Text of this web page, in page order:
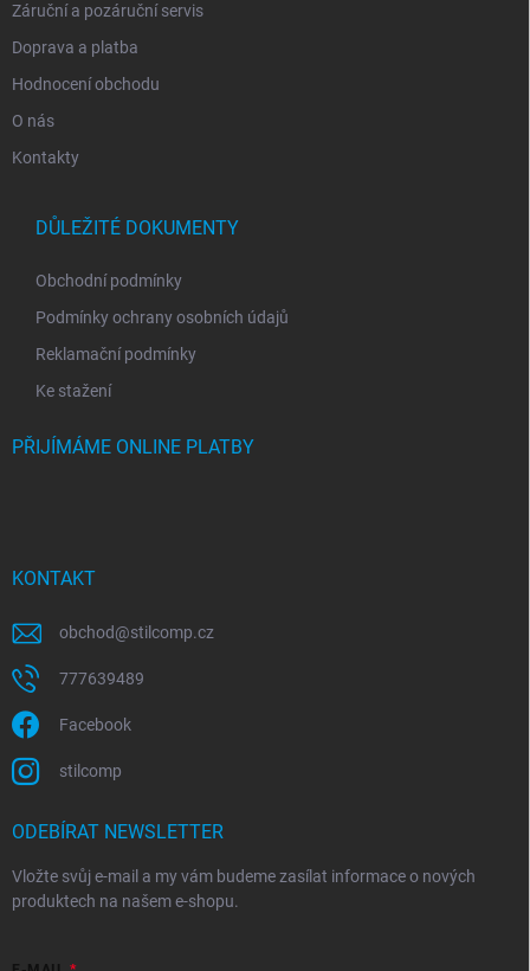
Záruční a pozáruční servis
Doprava a platba
Hodnocení obchodu
O nás
Kontakty
DŮLEŽITÉ DOKUMENTY
Obchodní podmínky
Podmínky ochrany osobních údajů
Reklamační podmínky
Ke stažení
PŘIJÍMÁME ONLINE PLATBY
KONTAKT
obchod@stilcomp.cz
777639489
Facebook
stilcomp
ODEBÍRAT NEWSLETTER
Vložte svůj e-mail a my vám budeme zasílat informace o nových
produktech na našem e-shopu.